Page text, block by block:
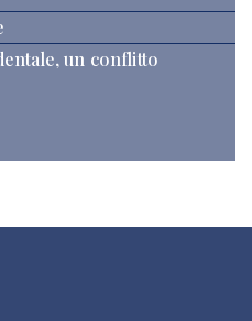
un conflitto